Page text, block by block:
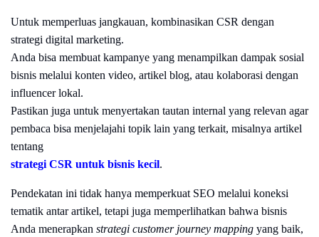
Untuk memperluas jangkauan, kombinasikan CSR dengan
strategi digital marketing.
Anda bisa membuat kampanye yang menampilkan dampak sosial
bisnis melalui konten video, artikel blog, atau kolaborasi dengan
influencer lokal.
Pastikan juga untuk menyertakan tautan internal yang relevan agar
pembaca bisa menjelajahi topik lain yang terkait, misalnya artikel
tentang
strategi CSR untuk bisnis kecil.
Pendekatan ini tidak hanya memperkuat SEO melalui koneksi
tematik antar artikel, tetapi juga memperlihatkan bahwa bisnis
Anda menerapkan strategi customer journey mapping yang baik,